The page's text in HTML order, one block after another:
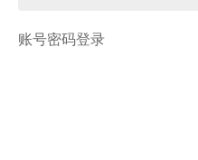
账号密码登录